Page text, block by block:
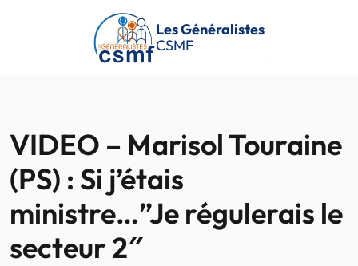
Passer au contenu principal
Les Généralistes
CSMF
VIDEO – Marisol Touraine
(PS) : Si j’étais
ministre…”Je régulerais le
secteur 2″